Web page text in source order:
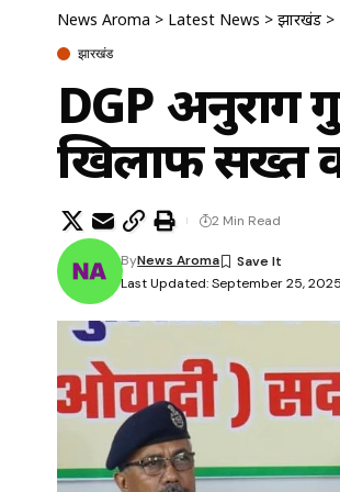
News Aroma > Latest News > झारखंड >
झारखंड
DGP अनुराग
खिलाफ सख्त
Last Updated: September 25,
ByNews Aroma
2 Min Read